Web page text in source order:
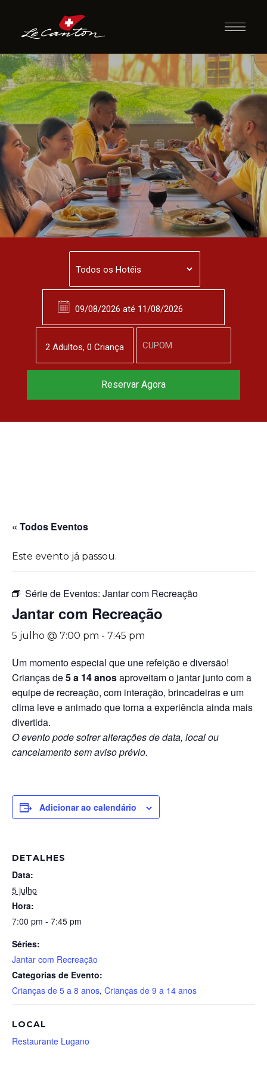
Jantar com
Recreação
« Todos Eventos
Este evento já passou.
Série de Eventos: Jantar com Recreação
Jantar com Recreação
5 julho @ 7:00 pm - 7:45 pm
Um momento especial que une refeição e diversão!
Crianças de5 a 14 anosaproveitam o jantar junto com a
equipe de recreação, com interação, brincadeiras e um
clima leve e animado que torna a experiência ainda mais
divertida.
O evento pode sofrer alterações de data, local ou
cancelamento sem aviso prévio.
Adicionar ao calendário
DETALHES
Data:
5 julho
Hora:
7:00 pm - 7:45 pm
Séries:
Jantar com Recreação
Categorias de Evento:
Crianças de 5 a 8 anos, Crianças de 9 a 14 anos
LOCAL
Restaurante Lugano
2 Adultos, 0 Criança
Reserve agora, com
Reservar Agora